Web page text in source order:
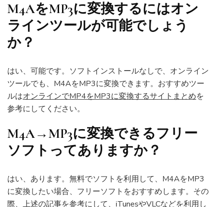
M4AをMP3に変換するにはオン
ラインツールが可能でしょう
か？
はい、可能です。ソフトインストールなしで、オンライン
ツールでも、M4AをMP3に変換できます。おすすめツー
ルはオンラインでMP4をMP3に変換するサイトまとめを
参考にしてください。
M4A→MP3に変換できるフリー
ソフトってありますか？
はい、あります。無料でソフトを利用して、M4AをMP3
に変換したい場合、フリーソフトをおすすめします。その
際、上述の記事を参考にして、iTunesやVLCなどを利用し